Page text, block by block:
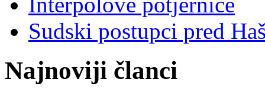
Sudski postupci pred
Najnoviji članci